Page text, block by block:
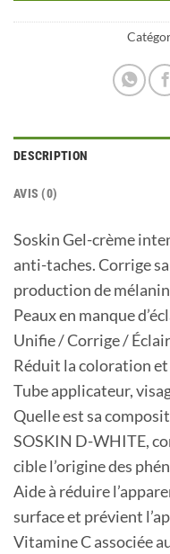
DESCRIPTION
AVIS (0)
Soskin Gel-crème
anti-taches. Corrige
production de
Peaux en manque
Unifie / Corrige /
Réduit la coloration et
Tube applicateur,
Quelle est sa
SOSKIN D-WHITE,
cible l’origine des
Aide à réduire
surface et prévient
Vitamine C associée